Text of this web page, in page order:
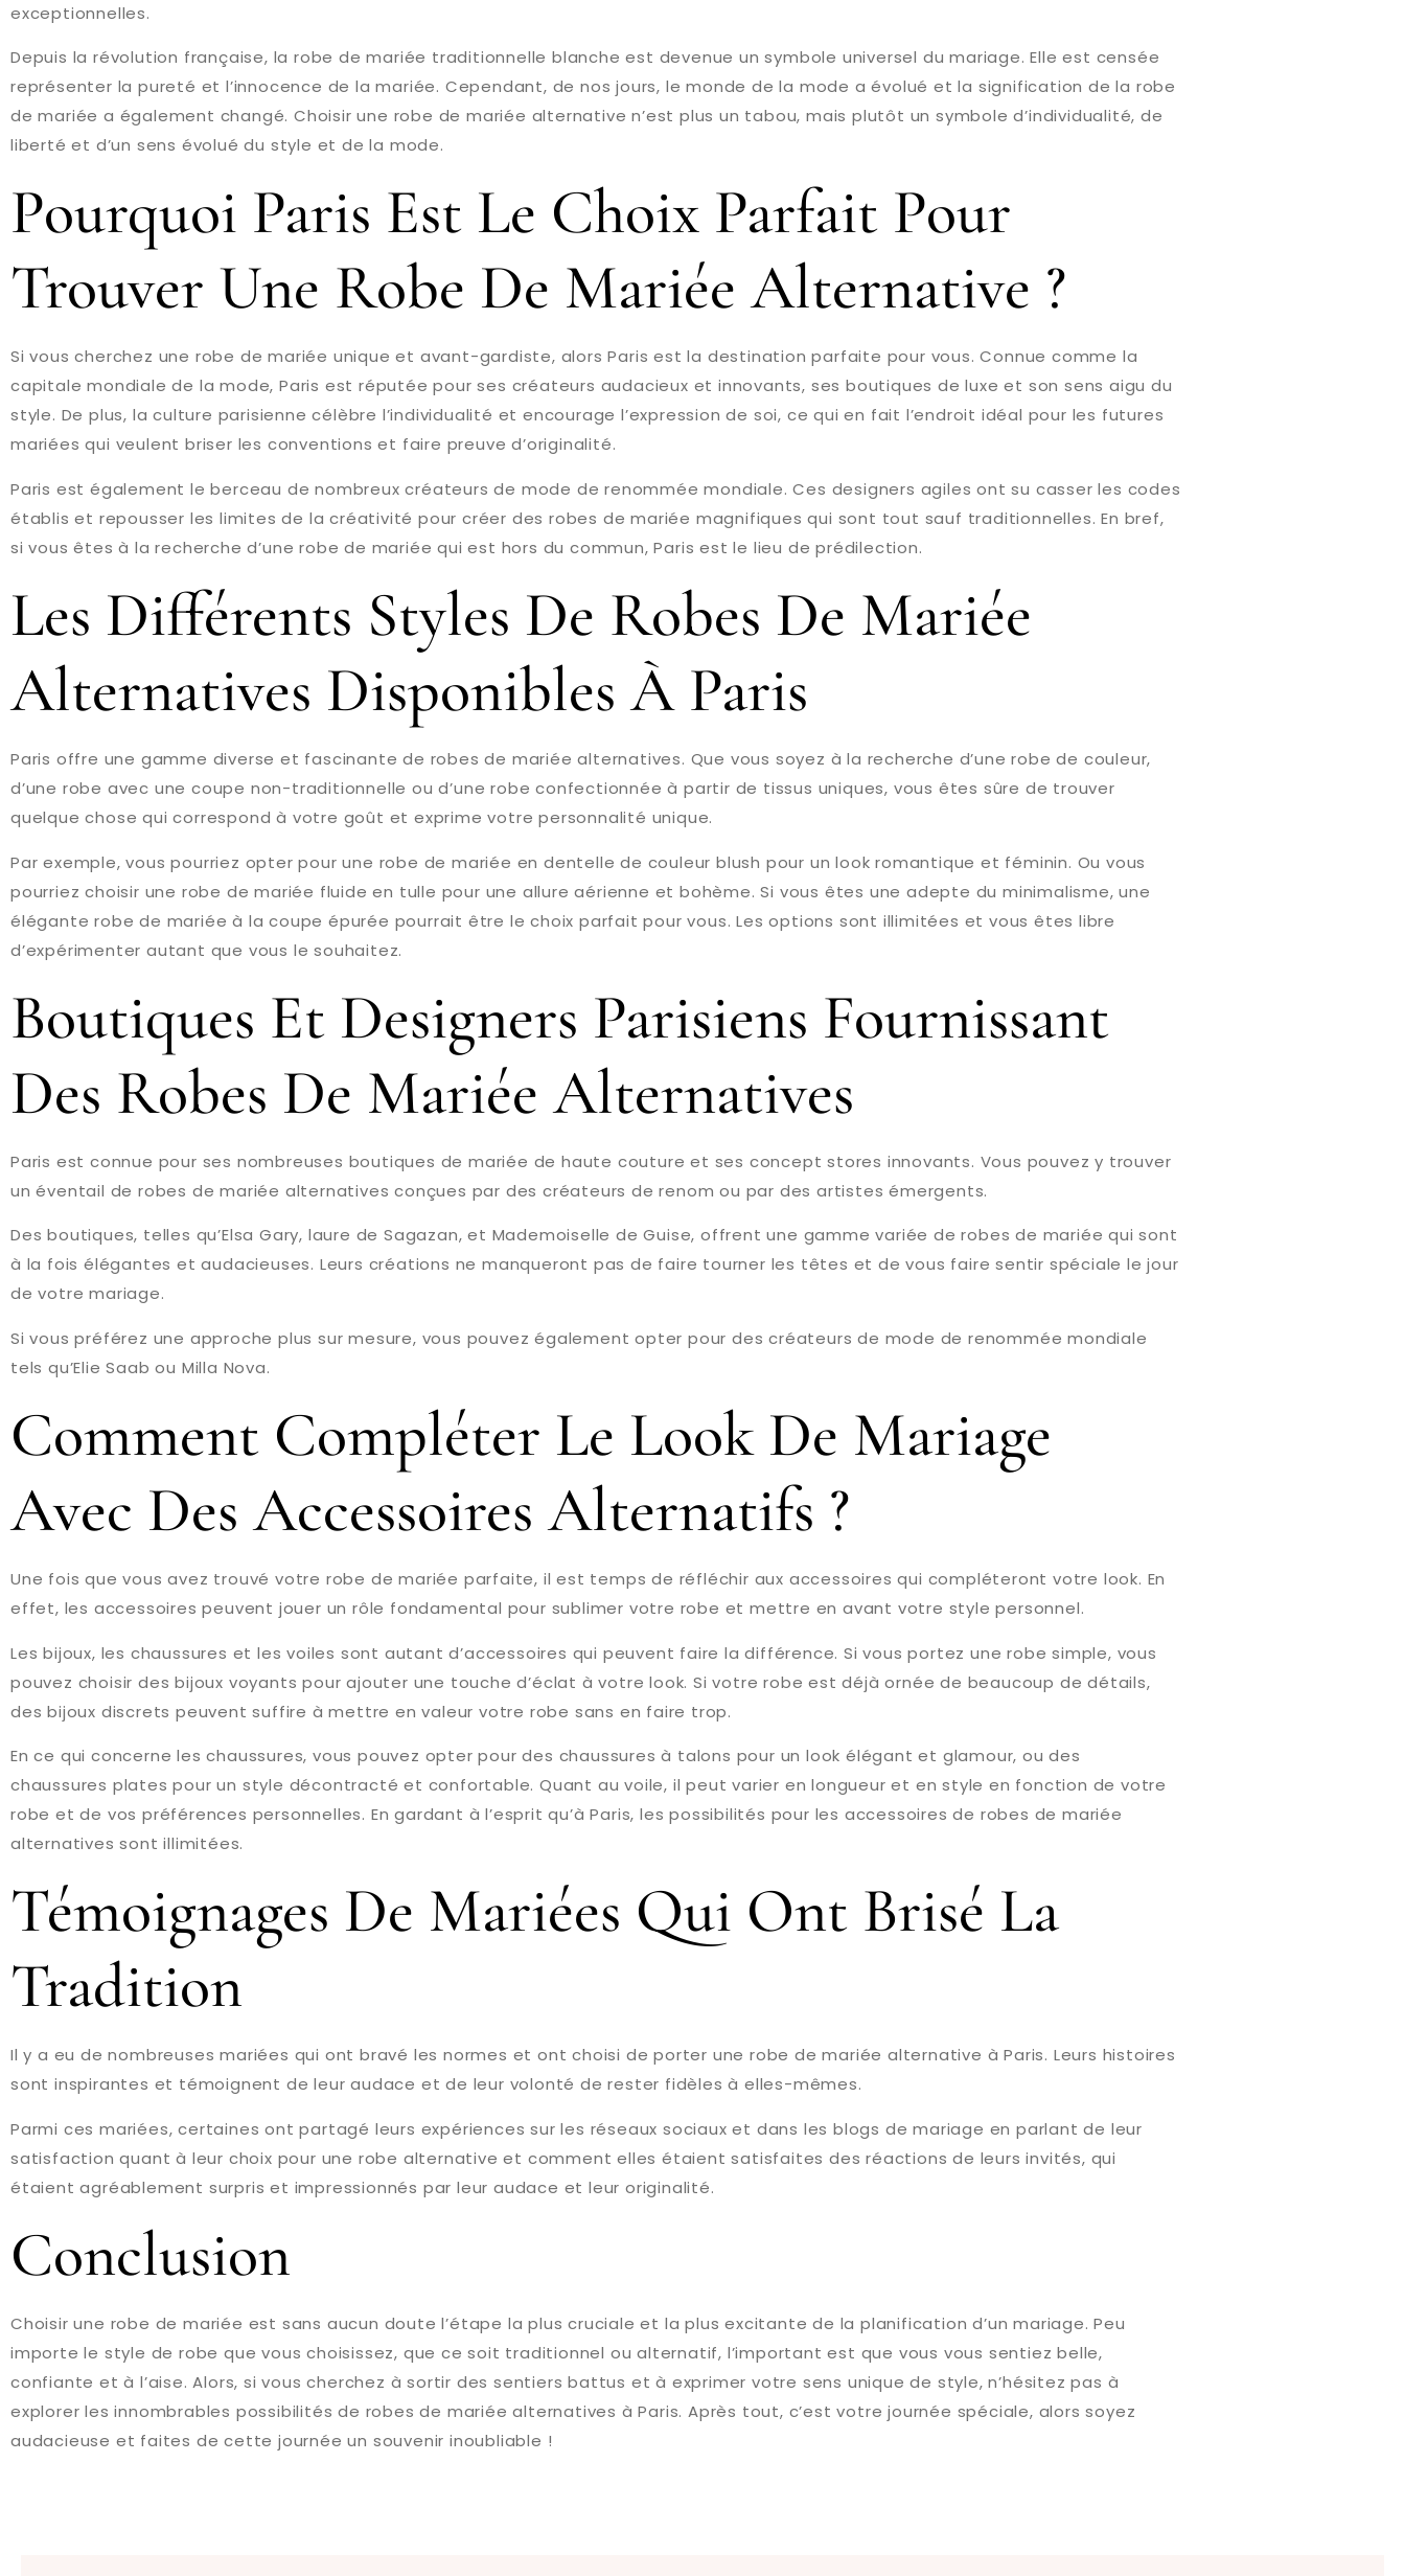
exceptionnelles.
Depuis la révolution française, la robe de mariée traditionnelle blanche est devenue un symbole universel du mariage. Elle est censée
représenter la pureté et l’innocence de la mariée. Cependant, de nos jours, le monde de la mode a évolué et la signification de la robe
de mariée a également changé. Choisir une robe de mariée alternative n’est plus un tabou, mais plutôt un symbole d’individualité, de
liberté et d’un sens évolué du style et de la mode.
Pourquoi Paris Est Le Choix Parfait Pour
Trouver Une Robe De Mariée Alternative ?
Si vous cherchez une robe de mariée unique et avant-gardiste, alors Paris est la destination parfaite pour vous. Connue comme la
capitale mondiale de la mode, Paris est réputée pour ses créateurs audacieux et innovants, ses boutiques de luxe et son sens aigu du
style. De plus, la culture parisienne célèbre l’individualité et encourage l’expression de soi, ce qui en fait l’endroit idéal pour les futures
mariées qui veulent briser les conventions et faire preuve d’originalité.
Paris est également le berceau de nombreux créateurs de mode de renommée mondiale. Ces designers agiles ont su casser les codes
établis et repousser les limites de la créativité pour créer des robes de mariée magnifiques qui sont tout sauf traditionnelles. En bref,
si vous êtes à la recherche d’une robe de mariée qui est hors du commun, Paris est le lieu de prédilection.
Les Différents Styles De Robes De Mariée
Alternatives Disponibles À Paris
Paris offre une gamme diverse et fascinante de robes de mariée alternatives. Que vous soyez à la recherche d’une robe de couleur,
d’une robe avec une coupe non-traditionnelle ou d’une robe confectionnée à partir de tissus uniques, vous êtes sûre de trouver
quelque chose qui correspond à votre goût et exprime votre personnalité unique.
Par exemple, vous pourriez opter pour une robe de mariée en dentelle de couleur blush pour un look romantique et féminin. Ou vous
pourriez choisir une robe de mariée fluide en tulle pour une allure aérienne et bohème. Si vous êtes une adepte du minimalisme, une
élégante robe de mariée à la coupe épurée pourrait être le choix parfait pour vous. Les options sont illimitées et vous êtes libre
d’expérimenter autant que vous le souhaitez.
Boutiques Et Designers Parisiens Fournissant
Des Robes De Mariée Alternatives
Paris est connue pour ses nombreuses boutiques de mariée de haute couture et ses concept stores innovants. Vous pouvez y trouver
un éventail de robes de mariée alternatives conçues par des créateurs de renom ou par des artistes émergents.
Des boutiques, telles qu’Elsa Gary, laure de Sagazan, et Mademoiselle de Guise, offrent une gamme variée de robes de mariée qui sont
à la fois élégantes et audacieuses. Leurs créations ne manqueront pas de faire tourner les têtes et de vous faire sentir spéciale le jour
de votre mariage.
Si vous préférez une approche plus sur mesure, vous pouvez également opter pour des créateurs de mode de renommée mondiale
tels qu’Elie Saab ou Milla Nova.
Comment Compléter Le Look De Mariage
Avec Des Accessoires Alternatifs ?
Une fois que vous avez trouvé votre robe de mariée parfaite, il est temps de réfléchir aux accessoires qui compléteront votre look. En
effet, les accessoires peuvent jouer un rôle fondamental pour sublimer votre robe et mettre en avant votre style personnel.
Les bijoux, les chaussures et les voiles sont autant d’accessoires qui peuvent faire la différence. Si vous portez une robe simple, vous
pouvez choisir des bijoux voyants pour ajouter une touche d’éclat à votre look. Si votre robe est déjà ornée de beaucoup de détails,
des bijoux discrets peuvent suffire à mettre en valeur votre robe sans en faire trop.
En ce qui concerne les chaussures, vous pouvez opter pour des chaussures à talons pour un look élégant et glamour, ou des
chaussures plates pour un style décontracté et confortable. Quant au voile, il peut varier en longueur et en style en fonction de votre
robe et de vos préférences personnelles. En gardant à l’esprit qu’à Paris, les possibilités pour les accessoires de robes de mariée
alternatives sont illimitées.
Témoignages De Mariées Qui Ont Brisé La
Tradition
Il y a eu de nombreuses mariées qui ont bravé les normes et ont choisi de porter une robe de mariée alternative à Paris. Leurs histoires
sont inspirantes et témoignent de leur audace et de leur volonté de rester fidèles à elles-mêmes.
Parmi ces mariées, certaines ont partagé leurs expériences sur les réseaux sociaux et dans les blogs de mariage en parlant de leur
satisfaction quant à leur choix pour une robe alternative et comment elles étaient satisfaites des réactions de leurs invités, qui
étaient agréablement surpris et impressionnés par leur audace et leur originalité.
Conclusion
Choisir une robe de mariée est sans aucun doute l’étape la plus cruciale et la plus excitante de la planification d’un mariage. Peu
importe le style de robe que vous choisissez, que ce soit traditionnel ou alternatif, l’important est que vous vous sentiez belle,
confiante et à l’aise. Alors, si vous cherchez à sortir des sentiers battus et à exprimer votre sens unique de style, n’hésitez pas à
explorer les innombrables possibilités de robes de mariée alternatives à Paris. Après tout, c’est votre journée spéciale, alors soyez
audacieuse et faites de cette journée un souvenir inoubliable !